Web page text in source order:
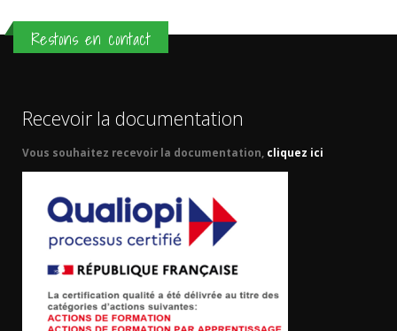
Restons en contact
Recevoir la documentation
Vous souhaitez recevoir la documentation, cliquez ici